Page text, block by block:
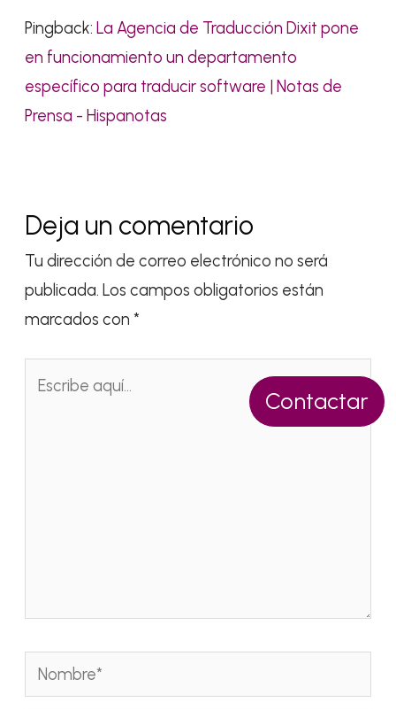
Contactar
Pingback: La Agencia de Traducción Dixit pone
en funcionamiento un departamento
específico para traducir software | Notas de
Prensa - Hispanotas
Deja un comentario
Tu dirección de correo electrónico no será
publicada. Los campos obligatorios están
marcados con*
Nombre*